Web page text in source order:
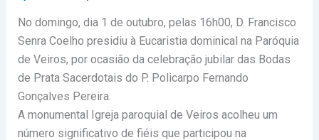
No domingo, dia 1 de outubro, pelas 16h00, D. Francisco
Senra Coelho presidiu à Eucaristia dominical na Paróquia
de Veiros, por ocasião da celebração jubilar das Bodas
de Prata Sacerdotais do P. Policarpo Fernando
Gonçalves Pereira.
A monumental Igreja paroquial de Veiros acolheu um
número significativo de fiéis que participou na